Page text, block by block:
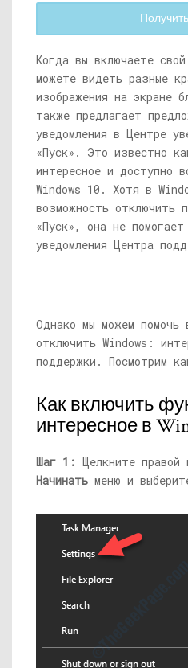
Когда вы включаете
можете видеть разные
изображения на экране
также предлагает
уведомления в Центре
«Пуск». Это известно
интересное и доступно
Windows 10. Хотя в
возможность отключить
«Пуск», она не помогает
уведомления Центра
Однако мы можем помочь
отключить Windows:
поддержки. Посмотрим
Как включить
интересное в
Шаг 1: Щелкните правой
Начинать меню и